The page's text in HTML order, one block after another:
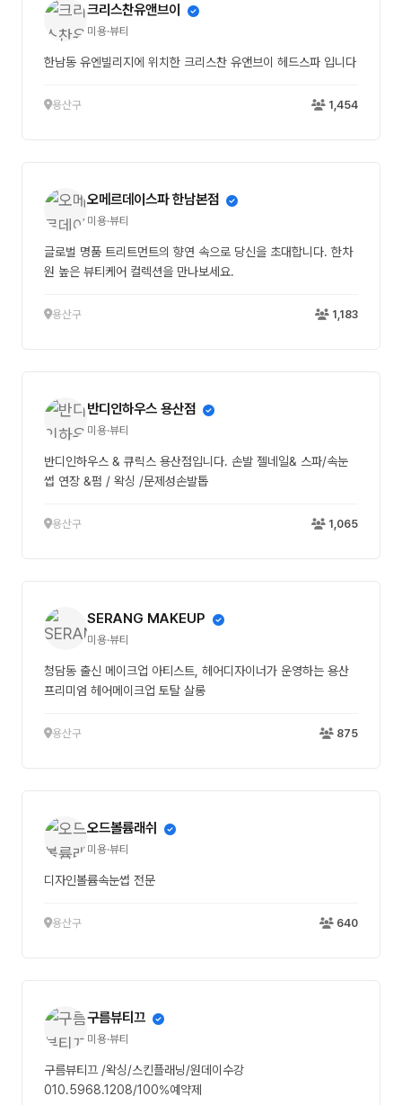
크리스찬유앤브이
미용·뷰티
한남동 유엔빌리지에 위치한 크리스찬 유앤브이 헤드스파 입니다
용산구 1,454
오메르데이스파 한남본점
미용·뷰티
글로벌 명품 트리트먼트의 향연 속으로 당신을 초대합니다. 한차
원 높은 뷰티케어 컬렉션을 만나보세요.
용산구 1,183
반디인하우스 용산점
미용·뷰티
반디인하우스 & 큐릭스 용산점입니다. 손발 젤네일& 스파/속눈
썹 연장 &펌 / 왁싱 /문제성손발톱
용산구 1,065
SERANG MAKEUP
미용·뷰티
청담동 출신 메이크업 아티스트, 헤어디자이너가 운영하는 용산
프리미엄 헤어메이크업 토탈 살롱
용산구 875
오드볼륨래쉬
미용·뷰티
디자인볼륨속눈썹 전문
용산구 640
구름뷰티끄
미용·뷰티
구름뷰티끄 /왁싱/스킨플래닝/원데이수강
010.5968.1208/100%예약제